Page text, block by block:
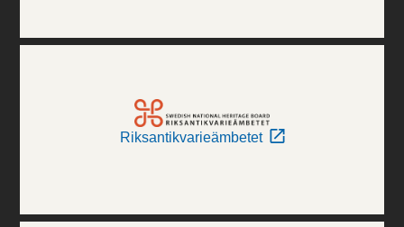
Riksantikvarieämbetet